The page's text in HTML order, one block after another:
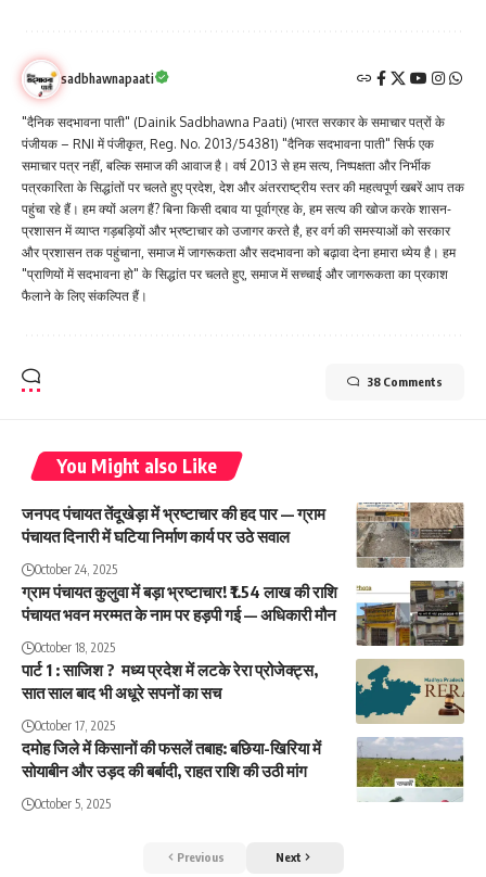
sadbhawnapaati
"दैनिक सदभावना पाती" (Dainik Sadbhawna Paati) (भारत सरकार के समाचार पत्रों के
पंजीयक – RNI में पंजीकृत, Reg. No. 2013/54381) "दैनिक सदभावना पाती" सिर्फ एक
समाचार पत्र नहीं, बल्कि समाज की आवाज है। वर्ष 2013 से हम सत्य, निष्पक्षता और निर्भीक
पत्रकारिता के सिद्धांतों पर चलते हुए प्रदेश, देश और अंतरराष्ट्रीय स्तर की महत्वपूर्ण खबरें आप तक
पहुंचा रहे हैं। हम क्यों अलग हैं? बिना किसी दबाव या पूर्वाग्रह के, हम सत्य की खोज करके शासन-
प्रशासन में व्याप्त गड़बड़ियों और भ्रष्टाचार को उजागर करते है, हर वर्ग की समस्याओं को सरकार
और प्रशासन तक पहुंचाना, समाज में जागरूकता और सदभावना को बढ़ावा देना हमारा ध्येय है। हम
"प्राणियों में सदभावना हो" के सिद्धांत पर चलते हुए, समाज में सच्चाई और जागरूकता का प्रकाश
फैलाने के लिए संकल्पित हैं।
38 Comments
You Might also Like
जनपद पंचायत तेंदूखेड़ा में भ्रष्टाचार की हद पार — ग्राम
पंचायत दिनारी में घटिया निर्माण कार्य पर उठे सवाल
October 24, 2025
ग्राम पंचायत कुलुवा में बड़ा भ्रष्टाचार! ₹1.54 लाख की राशि
पंचायत भवन मरम्मत के नाम पर हड़पी गई — अधिकारी मौन
October 18, 2025
पार्ट 1 : साजिश ? मध्य प्रदेश में लटके रेरा प्रोजेक्ट्स,
सात साल बाद भी अधूरे सपनों का सच
October 17, 2025
दमोह जिले में किसानों की फसलें तबाह: बछिया-खिरिया में
सोयाबीन और उड़द की बर्बादी, राहत राशि की उठी मांग
October 5, 2025
Previous Next